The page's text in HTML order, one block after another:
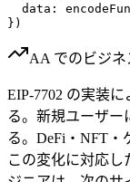
data:
AA でのビジネ
EIP-7702 の実装
る。新規ユーザー
る。DeFi・NFT・
この変化に対応し